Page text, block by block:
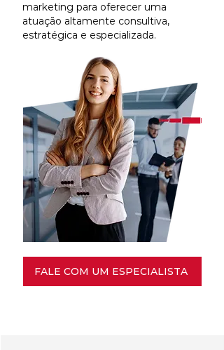
marketing para oferecer uma
atuação altamente consultiva,
estratégica e especializada.
FALE COM UM ESPECIALISTA